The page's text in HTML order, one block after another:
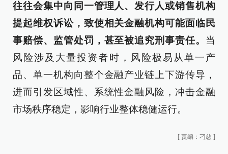
往往会集中向同一管理人、发行人或销售机构
提起维权诉讼，致使相关金融机构可能面临民
事赔偿、监管处罚，甚至被追究刑事责任。 当
风险涉及大量投资者时，风险极易从单一产
品、单一机构向整个金融产业链上下游传导，
进而引发区域性、系统性金融风险，冲击金融
市场秩序稳定，影响行业整体稳健运行。
[ 责编：刁慈 ]